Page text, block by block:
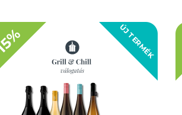
ÚJ TERMÉK